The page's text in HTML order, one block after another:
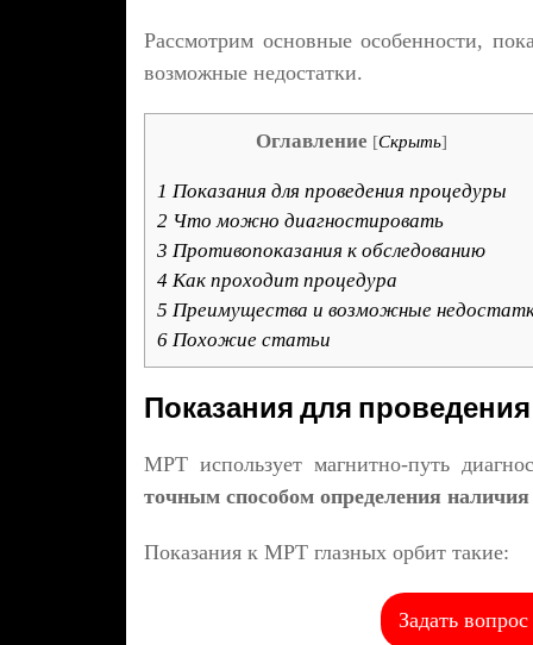
Рассмотрим основные особенности,
возможные недостатки.
Оглавление [Скрыть]
1 Показания для проведения процедуры
2 Что можно диагностировать
3 Противопоказания к обследованию
4 Как проходит процедура
5 Преимущества и возможные
6 Похожие статьи
Показания для
МРТ использует магнитно-путь
точным способом определения
Показания к МРТ глазных орбит такие:
Задать